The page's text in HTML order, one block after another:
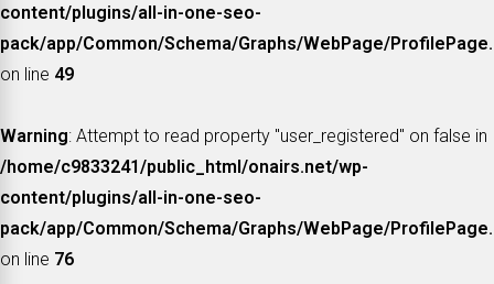
content/plugins/all-in-one-seo-
pack/app/Common/Schema/Graphs/WebPage/
on line 49
Warning: Attempt to read property "user_registered" on false in
/home/c9833241/public_html/onairs.net/wp-
content/plugins/all-in-one-seo-
pack/app/Common/Schema/Graphs/WebPage/
on line 76